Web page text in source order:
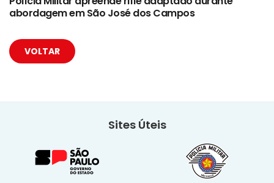
abordagem em São José dos Campos
VOLTAR
Sites Úteis